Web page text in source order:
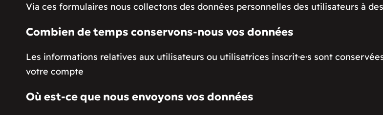
Via ces formulaires nous collectons des données personnelles des utilisateurs à
Combien de temps conservons-nous vos données
Les informations relatives aux utilisateurs ou utilisatrices inscrit·e·s sont
votre compte
Où est-ce que nous envoyons vos données